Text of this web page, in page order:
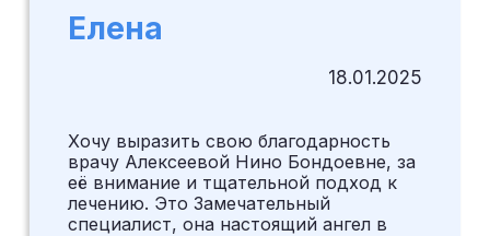
Елена
18.01.2025
Хочу выразить свою благодарность
врачу Алексеевой Нино Бондоевне, за
её внимание и тщательной подход к
лечению. Это Замечательный
специалист, она настоящий ангел в